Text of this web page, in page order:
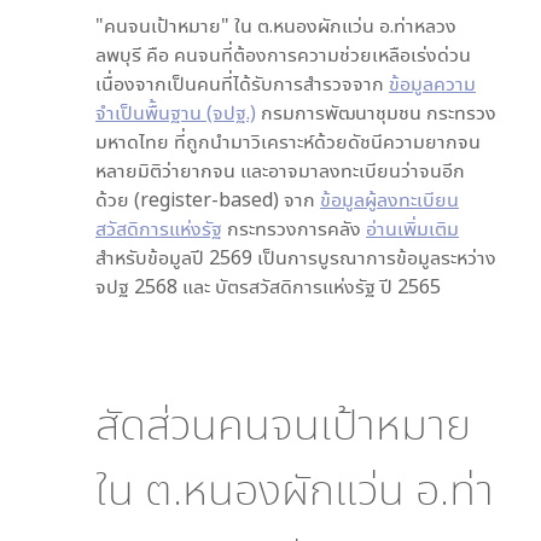
"คนจนเป้าหมาย" ใน ต.หนองผักแว่น อ.ท่าหลวง
ลพบุรี คือ คนจนที่ต้องการความช่วยเหลือเร่งด่วน
เนื่องจากเป็นคนที่ได้รับการสำรวจจาก ข้อมูลความ
จำเป็นพื้นฐาน (จปฐ.) กรมการพัฒนาชุมชน กระทรวง
มหาดไทย ที่ถูกนำมาวิเคราะห์ด้วยดัชนีความยากจน
หลายมิติว่ายากจน และอาจมาลงทะเบียนว่าจนอีก
ด้วย (register-based) จาก ข้อมูลผู้ลงทะเบียน
สวัสดิการแห่งรัฐ กระทรวงการคลัง อ่านเพิ่มเติม
สำหรับข้อมูลปี 2569 เป็นการบูรณาการข้อมูลระหว่าง
จปฐ 2568 และ บัตรสวัสดิการแห่งรัฐ ปี 2565
สัดส่วนคนจนเป้าหมาย
ใน ต.หนองผักแว่น อ.ท่า